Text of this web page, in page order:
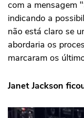
com a mensagem
indicando a
não está claro se
abordaria os
marcaram os
Janet Jackson